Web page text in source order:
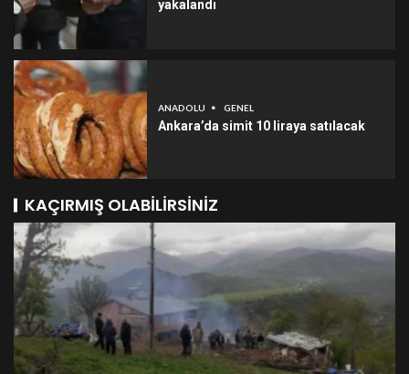
yakalandı
ANADOLU GENEL
Ankara’da simit 10 liraya satılacak
KAÇIRMIŞ OLABILIRSINIZ